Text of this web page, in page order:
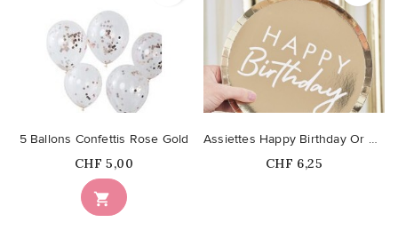

5 Ballons Confettis Rose Gold
Prix
CHF 5,00
Assiettes Happy Birthday Or Métallisé
Prix
CHF 6,25